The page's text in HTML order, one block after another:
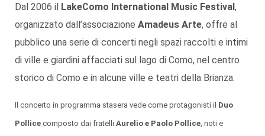
Dal 2006 il LakeComo International Music Festival,
organizzato dall’associazione Amadeus Arte, offre al
pubblico una serie di concerti negli spazi raccolti e intimi
di ville e giardini affacciati sul lago di Como, nel centro
storico di Como e in alcune ville e teatri della Brianza.
Il concerto in programma stasera vede come protagonisti il Duo
Pollice composto dai fratelli Aurelio e Paolo Pollice , noti e